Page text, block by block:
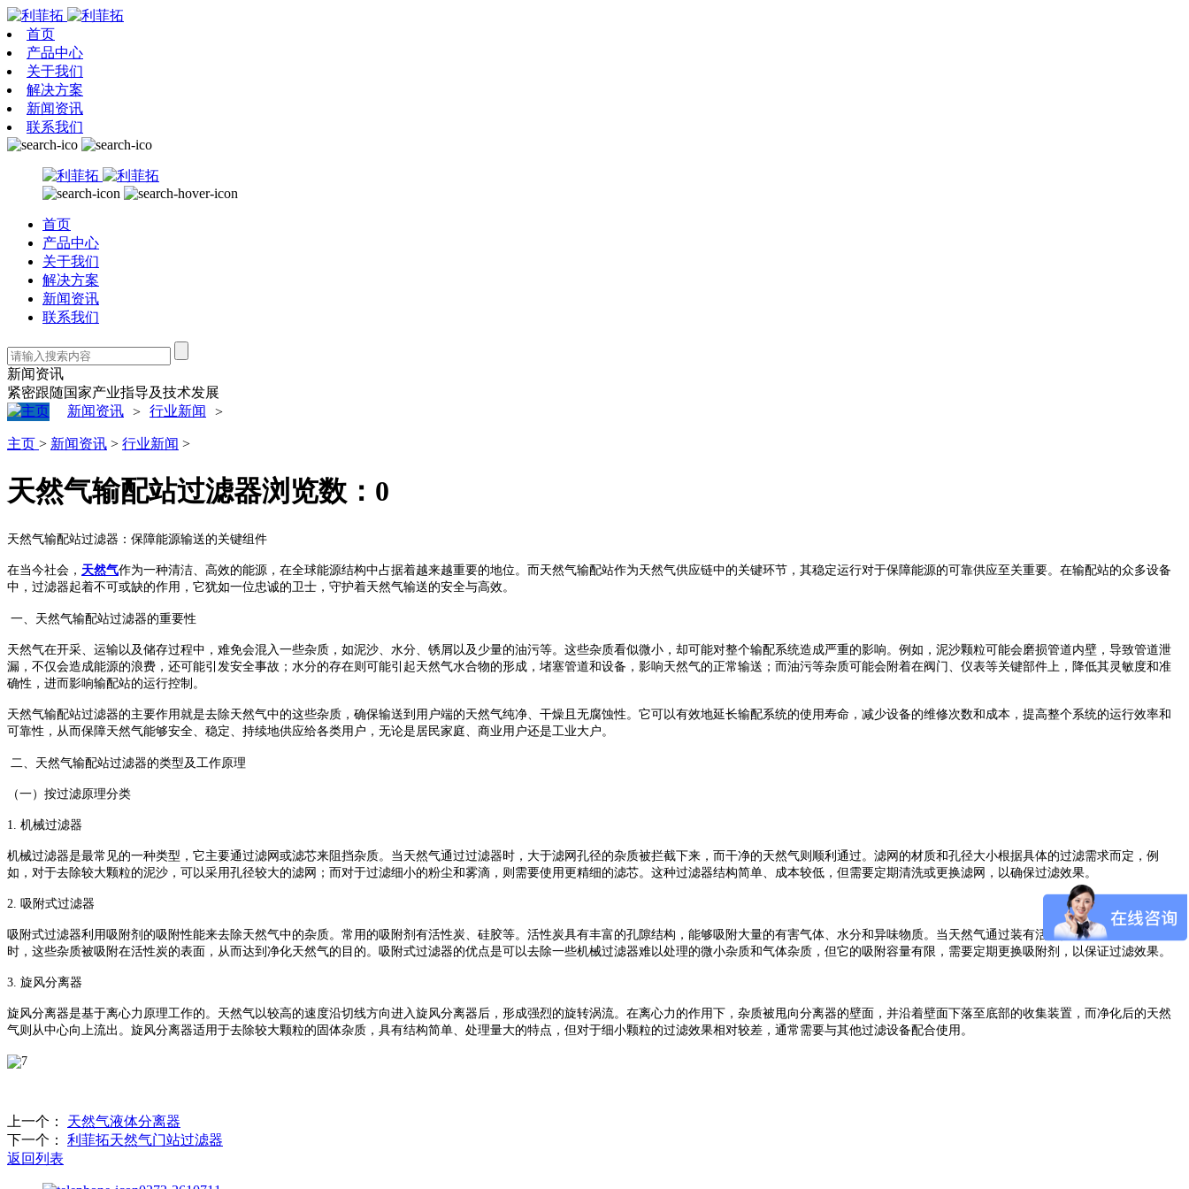
首页
产品中心
关于我们
解决方案
新闻资讯
联系我们
首页
产品中心
关于我们
解决方案
新闻资讯
联系我们
新闻资讯
紧密跟随国家产业指导及技术发展
新闻资讯 > 行业新闻 >
主页 > 新闻资讯 > 行业新闻 >
天然气输配站过滤器浏览数： 0
天然气输配站过滤器：保障能源输送的关键组件
在当今社会， 天然气作为一种清洁、高效的能源，在全球能源结构中占据着越来越重要的地位。而天然气输配站作为天然气供应链中的关键环节，其稳定运行对于保障能源的可靠供应至关重要。在输配站的众多设备
中，过滤器起着不可或缺的作用，它犹如一位忠诚的卫士，守护着天然气输送的安全与高效。
一、天然气输配站过滤器的重要性
天然气在开采、运输以及储存过程中，难免会混入一些杂质，如泥沙、水分、锈屑以及少量的油污等。这些杂质看似微小，却可能对整个输配系统造成严重的影响。例如，泥沙颗粒可能会磨损管道内壁，导致管道泄
漏，不仅会造成能源的浪费，还可能引发安全事故；水分的存在则可能引起天然气水合物的形成，堵塞管道和设备，影响天然气的正常输送；而油污等杂质可能会附着在阀门、仪表等关键部件上，降低其灵敏度和准
确性，进而影响输配站的运行控制。
天然气输配站过滤器的主要作用就是去除天然气中的这些杂质，确保输送到用户端的天然气纯净、干燥且无腐蚀性。它可以有效地延长输配系统的使用寿命，减少设备的维修次数和成本，提高整个系统的运行效率和
可靠性，从而保障天然气能够安全、稳定、持续地供应给各类用户，无论是居民家庭、商业用户还是工业大户。
二、天然气输配站过滤器的类型及工作原理
（一）按过滤原理分类
1. 机械过滤器
机械过滤器是最常见的一种类型，它主要通过滤网或滤芯来阻挡杂质。当天然气通过过滤器时，大于滤网孔径的杂质被拦截下来，而干净的天然气则顺利通过。滤网的材质和孔径大小根据具体的过滤需求而定，例
如，对于去除较大颗粒的泥沙，可以采用孔径较大的滤网；而对于过滤细小的粉尘和雾滴，则需要使用更精细的滤芯。这种过滤器结构简单、成本较低，但需要定期清洗或更换滤网，以确保过滤效果。
2. 吸附式过滤器
吸附式过滤器利用吸附剂的吸附性能来去除天然气中的杂质。常用的吸附剂有活性炭、硅胶等。活性炭具有丰富的孔隙结构，能够吸附大量的有害气体、水分和异味物质。当天然气通过装有活性炭的吸附式过滤器
时，这些杂质被吸附在活性炭的表面，从而达到净化天然气的目的。吸附式过滤器的优点是可以去除一些机械过滤器难以处理的微小杂质和气体杂质，但它的吸附容量有限，需要定期更换吸附剂，以保证过滤效果。
3. 旋风分离器
旋风分离器是基于离心力原理工作的。天然气以较高的速度沿切线方向进入旋风分离器后，形成强烈的旋转涡流。在离心力的作用下，杂质被甩向分离器的壁面，并沿着壁面下落至底部的收集装置，而净化后的天然
气则从中心向上流出。旋风分离器适用于去除较大颗粒的固体杂质，具有结构简单、处理量大的特点，但对于细小颗粒的过滤效果相对较差，通常需要与其他过滤设备配合使用。
上一个：
天然气液体分离器
下一个：
利菲拓天然气门站过滤器
返回列表